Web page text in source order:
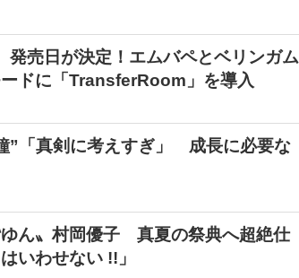
発売日が決定！エムバペとベリンガム
ドに「TransferRoom」を導入
”「真剣に考えすぎ」 成長に必要な
ゆん〟村岡優子 真夏の祭典へ超絶仕
いわせない !!」